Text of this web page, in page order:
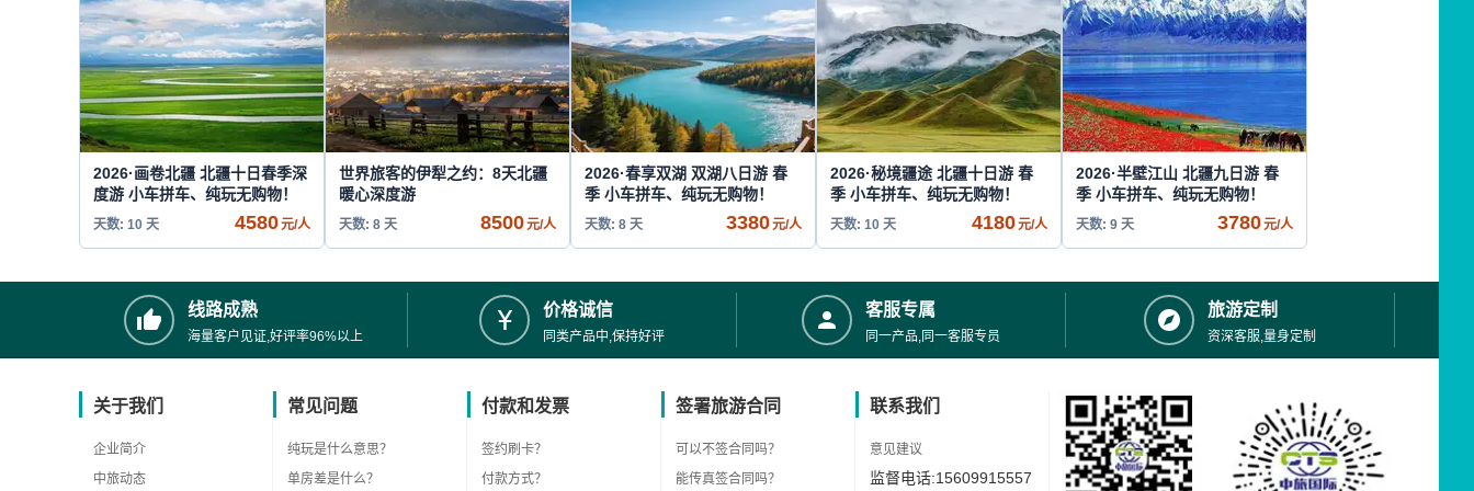
2026·画卷北疆 北疆十日春季深
度游 小车拼车、纯玩无购物！
天数: 10 天 4580元/人
世界旅客的伊犁之约：8天北疆
暖心深度游
天数: 8 天 8500元/人
2026·春享双湖 双湖八日游 春
季 小车拼车、纯玩无购物！
天数: 8 天 3380元/人
2026·秘境疆途 北疆十日游 春
季 小车拼车、纯玩无购物！
天数: 10 天 4180元/人
2026·半壁江山 北疆九日游 春
季 小车拼车、纯玩无购物！
天数: 9 天 3780元/人
线路成熟
海量客户见证,好评率96%以上
价格诚信
同类产品中,保持好评
客服专属
同一产品,同一客服专员
旅游定制
资深客服,量身定制
关于我们
企业简介
中旅动态
常见问题
纯玩是什么意思？
单房差是什么？
付款和发票
签约刷卡？
付款方式？
签署旅游合同
可以不签合同吗？
能传真签合同吗？
联系我们
意见建议
监督电话:15609915557